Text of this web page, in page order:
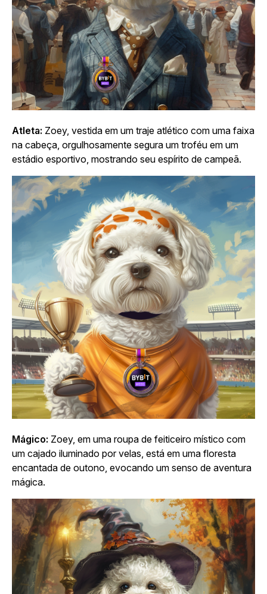
Atleta: Zoey, vestida em um traje atlético com uma faixa
na cabeça, orgulhosamente segura um troféu em um
estádio esportivo, mostrando seu espírito de campeã.
Mágico: Zoey, em uma roupa de feiticeiro místico com
um cajado iluminado por velas, está em uma floresta
encantada de outono, evocando um senso de aventura
mágica.